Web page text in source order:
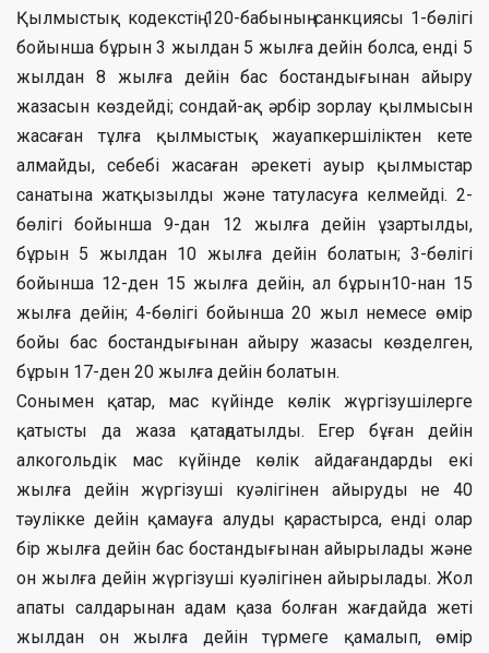
Қылмыстық кодекстің 120-бабының санкциясы 1-бөлігі
бойынша бұрын 3 жылдан 5 жылға дейін болса, енді 5
жылдан 8 жылға дейін бас бостандығынан айыру
жазасын көздейді; сондай-ақ әрбір зорлау қылмысын
жасаған тұлға қылмыстық жауапкершіліктен кете
алмайды, себебі жасаған әрекеті ауыр қылмыстар
санатына жатқызылды және татуласуға келмейді. 2-
бөлігі бойынша 9-дан 12 жылға дейін ұзартылды,
бұрын 5 жылдан 10 жылға дейін болатын; 3-бөлігі
бойынша 12-ден 15 жылға дейін, ал бұрын10-нан 15
жылға дейін; 4-бөлігі бойынша 20 жыл немесе өмір
бойы бас бостандығынан айыру жазасы көзделген,
бұрын 17-ден 20 жылға дейін болатын.
Сонымен қатар, мас күйінде көлік жүргізушілерге
қатысты да жаза қатаңдатылды. Егер бұған дейін
алкогольдік мас күйінде көлік айдағандарды екі
жылға дейін жүргізуші куәлігінен айыруды не 40
тәулікке дейін қамауға алуды қарастырса, енді олар
бір жылға дейін бас бостандығынан айырылады және
он жылға дейін жүргізуші куәлігінен айырылады. Жол
апаты салдарынан адам қаза болған жағдайда жеті
жылдан он жылға дейін түрмеге қамалып, өмір